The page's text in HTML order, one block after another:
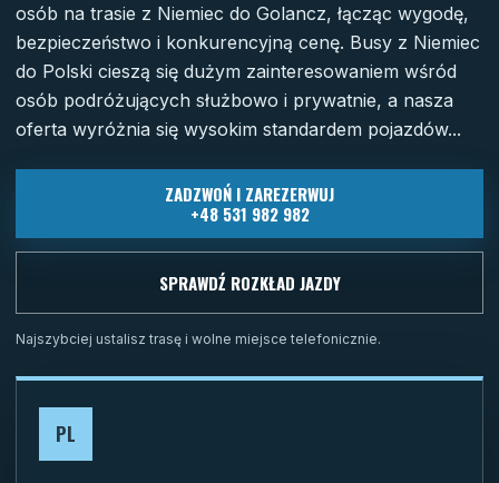
osób na trasie z Niemiec do Golancz, łącząc wygodę,
bezpieczeństwo i konkurencyjną cenę. Busy z Niemiec
do Polski cieszą się dużym zainteresowaniem wśród
osób podróżujących służbowo i prywatnie, a nasza
oferta wyróżnia się wysokim standardem pojazdów...
ZADZWOŃ I ZAREZERWUJ
+48 531 982 982
SPRAWDŹ ROZKŁAD JAZDY
Najszybciej ustalisz trasę i wolne miejsce telefonicznie.
PL